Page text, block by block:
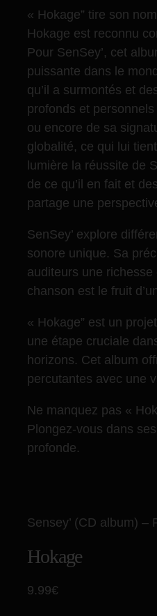
« Hokage” tire son
Hokage est reconnu
Pour SenSey’, cet
puissante dans le
qu’il a surmontés et
profonds et
ou encore de sa
globalité, ce qui lui
lumière la réussite de
de ce qu’il en fait et
partage une
SenSey’ explore
sonore unique. Sa
auditeurs une
chanson est le fruit
« Hokage” est un
une étape cruciale
horizons. Cet album
percutantes avec une
Ne manquez pas «
Plongez-vous dans
profonde.
Sensey’ (CD album) –
Hokage
9.99€